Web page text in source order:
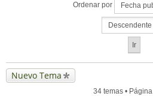
Ordenar por
Nuevo Tema
34 temas • Página